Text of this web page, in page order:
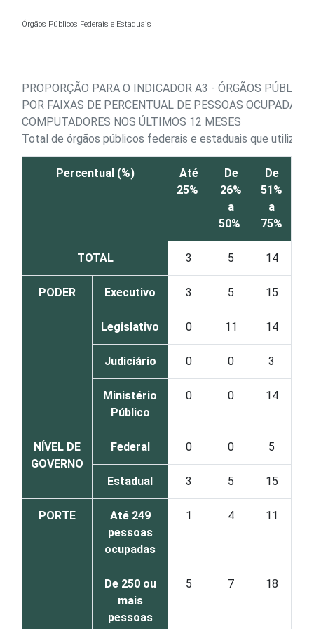
Órgãos Públicos Federais e Estaduais
PROPORÇÃO PARA O INDICADOR A3 - ÓRGÃOS
POR FAIXAS DE PERCENTUAL DE PESSOAS OCUPADAS
COMPUTADORES NOS ÚLTIMOS 12 MESES
Total de órgãos públicos federais e estaduais que utilizam
Percentual (%)
Até
25%
De
26%
a
50%
De
51%
a
75%
TOTAL 3 5 14
PODER Executivo 3 5 15
Legislativo 0 11 14
Judiciário 0 0 3
Ministério
Público
0 0 14
NÍVEL DE
GOVERNO
Federal 0 0 5
Estadual 3 5 15
PORTE
Até 249
pessoas
ocupadas
1 4 11
De 250 ou
mais
pessoas
5 7 18